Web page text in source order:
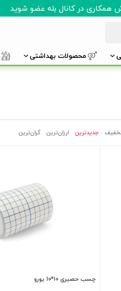
همکاری در کانال بله عضو شوید
محصولات بهداشتی
جدیدترین ارزان‌ترین گران‌ترین
چسب حصیری 10*10 یورو